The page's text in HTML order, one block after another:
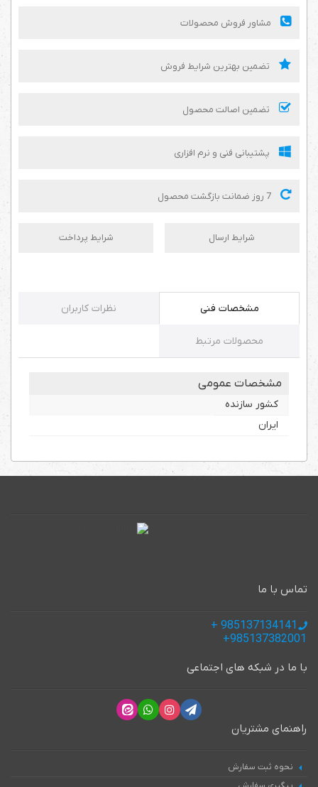
مشاور فروش محصولات
تضمین بهترین شرایط فروش
تضمین اصالت محصول
پشتیبانی فنی و نرم افزاری
شرایط ارسال شرایط پرداخت
مشخصات فنی نظرات کاربران
محصولات مرتبط
مشخصات عمومی
کشور سازنده
ایران
تماس با ما
با ما در شبکه های اجتماعی
راهنمای مشتریان
نحوه ثبت سفارش